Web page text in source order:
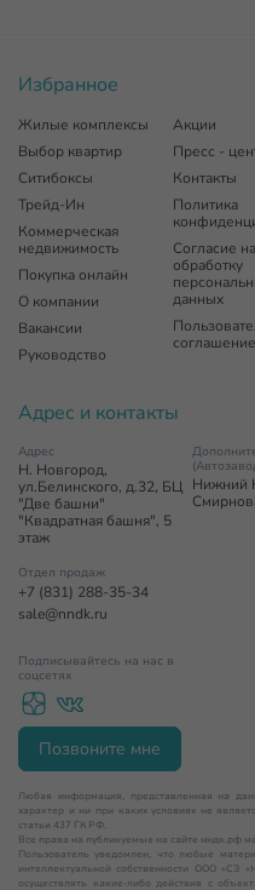
Избранное
Жилые комплексы
Выбор квартир
Ситибоксы
Трейд-Ин
Коммерческая
недвижимость
Покупка онлайн
О компании
Вакансии
Руководство
Акции
Пресс -
Контакты
Политика
Согласие на
обработку
данных
соглашение
Адрес и контакты
Адрес
Н. Новгород,
ул.Белинского, д.32, БЦ
"Две башни"
"Квадратная башня", 5
этаж
Нижний
Отдел продаж
+7 (831) 288-35-34
sale@nndk.ru
Подписывайтесь на нас в
соцсетях
Позвоните мне
Любая информация, представленная на
характер и ни при каких условиях не
статьи 437 ГК РФ.
Все права на публикуемые на сайте нндк.рф
Пользователь уведомлен, что любые
интеллектуальной собственности ООО «СЗ
осуществлять какие-либо действия с